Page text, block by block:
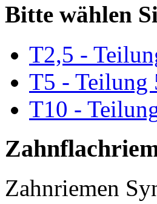
Bitte wählen
T2,5 -
T5 - Teilung
T10 -
Zahnriemen